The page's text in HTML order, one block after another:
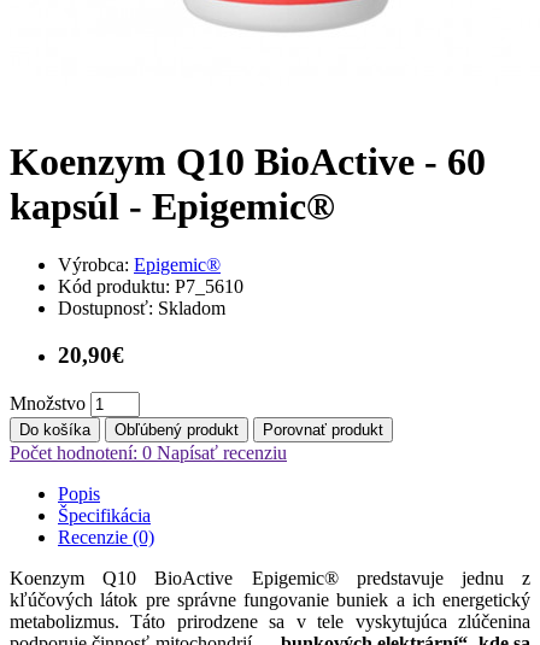
Koenzym Q10 BioActive - 60
kapsúl - Epigemic®
Výrobca: Epigemic®
Kód produktu: P7_5610
Dostupnosť: Skladom
20,90€
Množstvo
Do košíka Obľúbený produkt Porovnať produkt
Počet hodnotení: 0 Napísať recenziu
Popis
Špecifikácia
Recenzie (0)
Koenzym Q10 BioActive Epigemic® predstavuje jednu z
kľúčových látok pre správne fungovanie buniek a ich energetický
metabolizmus. Táto prirodzene sa v tele vyskytujúca zlúčenina